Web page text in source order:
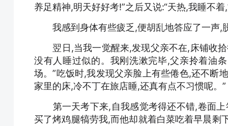
养足精神,明天好好考!”之后又说:“天热,我睡不
我感到身体有些疲乏,便胡乱地答应了一声,
翌日,当我一觉醒来,发现父亲不在,床铺收拾
没有人睡过似的。我刚洗漱完毕,父亲拎着油
场。”吃饭时,我发现父亲脸上有些倦色,还不断
家里的床,冷不丁在旅店睡,还真有点不习惯呢。”
第一天考下来,自我感觉考得还不错,卷面上
买了烤鸡腿犒劳我,而他却就着白菜吃着早晨剩